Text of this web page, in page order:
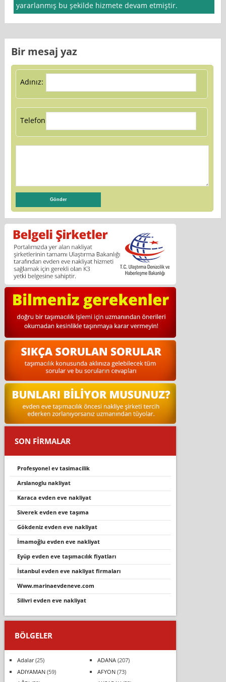
yararlanmış bu şekilde hizmete devam etmiştir.
Bir mesaj yaz
Adınız:
Telefon:
SON FİRMALAR
profesyonel ev tasi̇maci̇li̇k
arslanoglu nakliyat
karaca evden eve nakli̇yat
siverek evden eve taşıma
gökdeni̇z evden eve nakli̇yat
i̇mamoğlu evden eve nakliyat
eyüp evden eve taşımacılık fiyatları
i̇stanbul evden eve nakliyat firmaları
www.marinaevdeneve.com
si̇li̇vri̇ evden eve nakli̇yat
BÖLGELER
Adalar(25) ADANA(207)
ADIYAMAN(59) AFYON(73)